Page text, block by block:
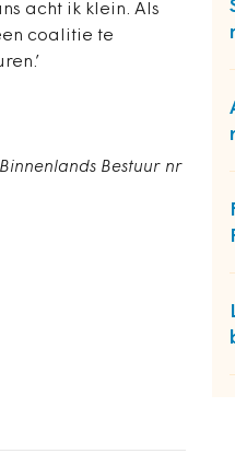
acht ik klein. Als
coalitie te
Bestuur nr